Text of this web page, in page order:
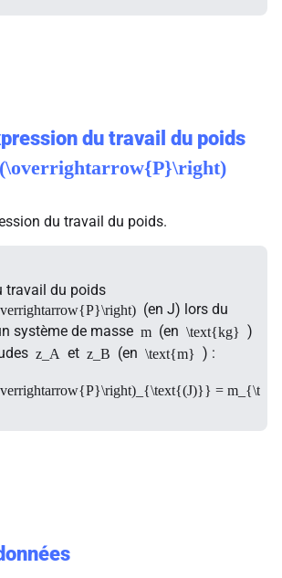
du travail du poids
du travail du poids.
travail du poids
(en J) lors du
système de masse m (en \text{kg} )
z_A et z_B (en \text{m} ) :
=